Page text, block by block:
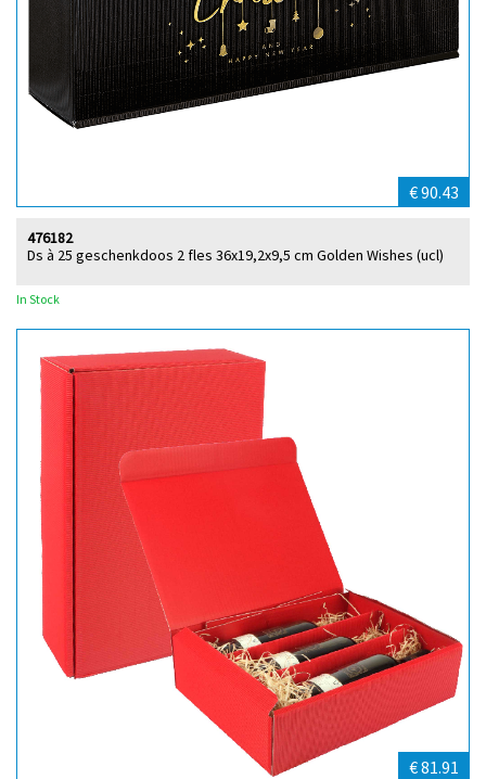
€ 90.43
Ds à 25 geschenkdoos 2 fles 36x19,2x9,5 cm Golden Wishes (ucl)
476182
In Stock
€ 81.91